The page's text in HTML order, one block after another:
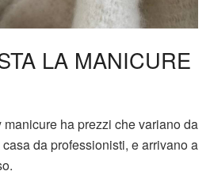
LA MANICURE
ha prezzi che variano da
da professionisti, e arrivano a